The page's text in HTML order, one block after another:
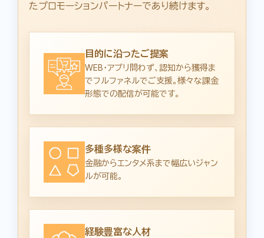
たプロモーションパートナーであり続けます。
目的に沿ったご提案
WEB・アプリ問わず、認知から獲得ま
でフルファネルでご支援。様々な課金
形態での配信が可能です。
多種多様な案件
金融からエンタメ系まで幅広いジャン
ルが可能。
経験豊富な人材